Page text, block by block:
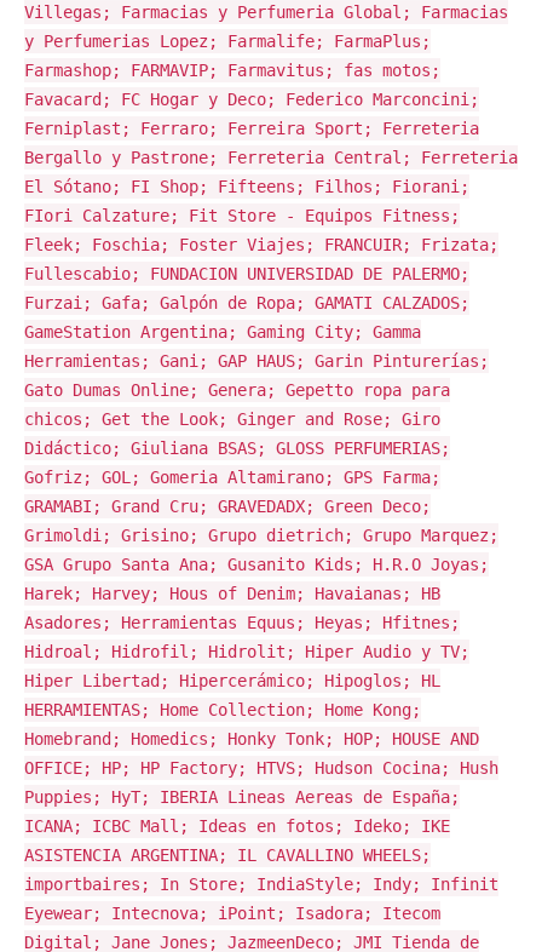
Villegas; Farmacias y Perfumeria Global; Farmacias
y Perfumerias Lopez; Farmalife; FarmaPlus;
Farmashop; FARMAVIP; Farmavitus; fas motos;
Favacard; FC Hogar y Deco; Federico Marconcini;
Ferniplast; Ferraro; Ferreira Sport; Ferreteria
Bergallo y Pastrone; Ferreteria Central; Ferreteria
El Sótano; FI Shop; Fifteens; Filhos; Fiorani;
FIori Calzature; Fit Store - Equipos Fitness;
Fleek; Foschia; Foster Viajes; FRANCUIR; Frizata;
Fullescabio; FUNDACION UNIVERSIDAD DE PALERMO;
Furzai; Gafa; Galpón de Ropa; GAMATI CALZADOS;
GameStation Argentina; Gaming City; Gamma
Herramientas; Gani; GAP HAUS; Garin Pinturerías;
Gato Dumas Online; Genera; Gepetto ropa para
chicos; Get the Look; Ginger and Rose; Giro
Didáctico; Giuliana BSAS; GLOSS PERFUMERIAS;
Gofriz; GOL; Gomeria Altamirano; GPS Farma;
GRAMABI; Grand Cru; GRAVEDADX; Green Deco;
Grimoldi; Grisino; Grupo dietrich; Grupo Marquez;
GSA Grupo Santa Ana; Gusanito Kids; H.R.O Joyas;
Harek; Harvey; Hous of Denim; Havaianas; HB
Asadores; Herramientas Equus; Heyas; Hfitnes;
Hidroal; Hidrofil; Hidrolit; Hiper Audio y TV;
Hiper Libertad; Hipercerámico; Hipoglos; HL
HERRAMIENTAS; Home Collection; Home Kong;
Homebrand; Homedics; Honky Tonk; HOP; HOUSE AND
OFFICE; HP; HP Factory; HTVS; Hudson Cocina; Hush
Puppies; HyT; IBERIA Lineas Aereas de España;
ICANA; ICBC Mall; Ideas en fotos; Ideko; IKE
ASISTENCIA ARGENTINA; IL CAVALLINO WHEELS;
importbaires; In Store; IndiaStyle; Indy; Infinit
Eyewear; Intecnova; iPoint; Isadora; Itecom
Digital; Jane Jones; JazmeenDeco; JMI Tienda de